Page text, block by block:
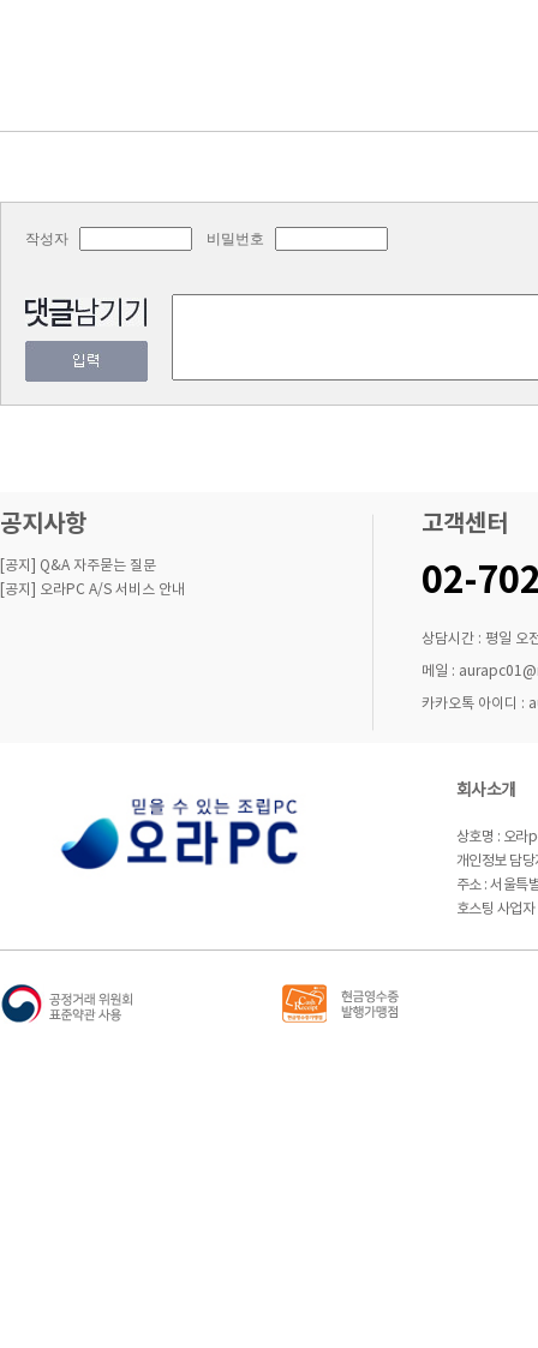
작성자 비밀번호
공지사항
[공지] Q&A 자주묻는 질문
[공지] 오라PC A/S 서비스 안내
고객센터
02-
상담시간 : 평일 오
메일 :
카카오톡 아이디 :
회사소개
상호명 : 오
개인정보
주소 : 서울
호스팅 사업